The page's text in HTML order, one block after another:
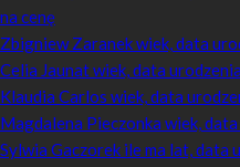
na cenę
Zbigniew Zaranek wiek, data
Celia Jaunat wiek, data urodzenia
Klaudia Carlos wiek, data
Magdalena Pieczonka wiek,
Sylwia Gaczorek ile ma lat, data